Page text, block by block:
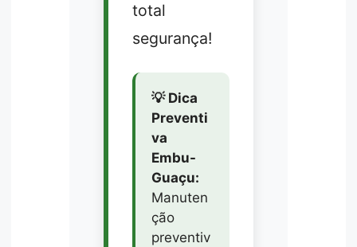
total
segurança!
💡 Dica
Preventi
va
Embu-
Guaçu:
Manuten
ção
preventiv